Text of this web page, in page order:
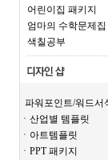
어린이집 패키지
엄마의 수학문제집
색칠공부
파워포인트/워드서
ㆍ산업별 템플릿
ㆍ아트템플릿
ㆍPPT 패키지